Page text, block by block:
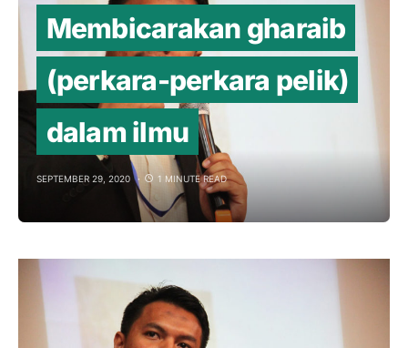
Membicarakan gharaib
(perkara-perkara pelik)
dalam ilmu
SEPTEMBER 29, 2020 1 MINUTE READ